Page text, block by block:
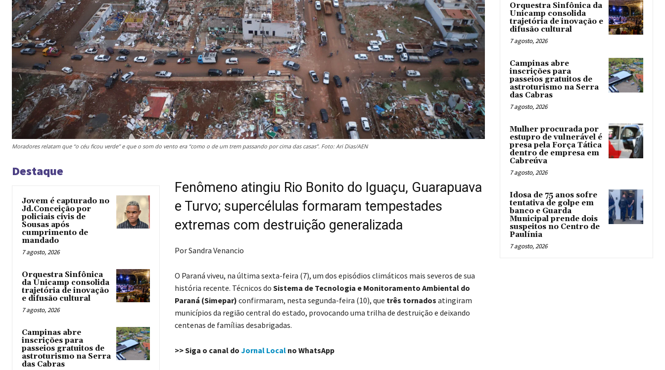
Moradores relatam que “o céu ficou verde” e que o som do vento era “como o de um trem passando por cima das casas”. Foto: Ari Dias/AEN
Destaque
Jovem é capturado no
Jd.Conceição por
policiais civis de
Sousas após
cumprimento de
mandado
7 agosto, 2026
Orquestra Sinfônica
da Unicamp consolida
trajetória de inovação
e difusão cultural
7 agosto, 2026
Campinas abre
inscrições para
passeios gratuitos de
astroturismo na Serra
das Cabras
Fenômeno atingiu Rio Bonito do Iguaçu, Guarapuava
e Turvo; supercélulas formaram tempestades
extremas com destruição generalizada
Por Sandra Venancio
O Paraná viveu, na última sexta-feira (7), um dos episódios climáticos mais severos de sua
história recente. Técnicos do Sistema de Tecnologia e Monitoramento Ambiental do
Paraná (Simepar) confirmaram, nesta segunda-feira (10), que três tornados atingiram
municípios da região central do estado, provocando uma trilha de destruição e deixando
centenas de famílias desabrigadas.
>> Siga o canal do Jornal Local no WhatsApp
Orquestra Sinfônica da
Unicamp consolida
trajetória de inovação e
difusão cultural
7 agosto, 2026
Campinas abre
inscrições para
passeios gratuitos de
astroturismo na Serra
das Cabras
7 agosto, 2026
Mulher procurada por
estupro de vulnerável é
presa pela Força Tática
dentro de empresa em
Cabreúva
7 agosto, 2026
Idosa de 75 anos sofre
tentativa de golpe em
banco e Guarda
Municipal prende dois
suspeitos no Centro de
Paulínia
7 agosto, 2026